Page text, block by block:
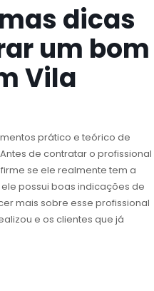
dicas
um bom
Vila
prático e teórico de
de contratar o profissional
se ele realmente tem a
possui boas indicações de
mais sobre esse profissional
e os clientes que já